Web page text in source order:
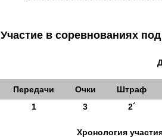
Участие в соревнованиях
Передачи Очки
Штраф
1 3 2´
Хронология